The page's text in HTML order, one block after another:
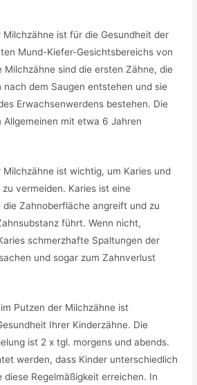
ist für die Gesundheit der
Mund-Kiefer-Gesichtsbereichs von
Milchzähne sind die ersten Zähne, die
nach dem Saugen entstehen und sie
Erwachsenwerdens bestehen. Die
Allgemeinen mit etwa 6 Jahren
ist wichtig, um Karies und
vermeiden. Karies ist eine
Zahnoberfläche angreift und zu
führt. Wenn nicht,
schmerzhafte Spaltungen der
und sogar zum Zahnverlust
Putzen der Milchzähne ist
Ihrer Kinderzähne. Die
ist 2 x tgl. morgens und abends.
werden, dass Kinder unterschiedlich
diese Regelmäßigkeit erreichen. In